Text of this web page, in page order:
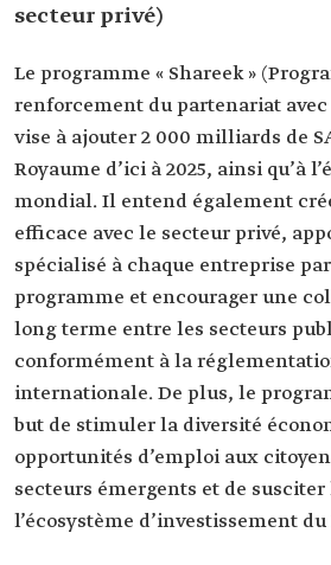
secteur privé)
Le programme « Shareek »
renforcement du partenariat
vise à ajouter 2 000 milliards de
Royaume d’ici à 2025, ainsi qu’à
mondial. Il entend également
efficace avec le secteur privé,
spécialisé à chaque entreprise
programme et encourager une
long terme entre les secteurs
conformément à la
internationale. De plus, le
but de stimuler la diversité
opportunités d’emploi aux
secteurs émergents et de
l’écosystème d’investissement